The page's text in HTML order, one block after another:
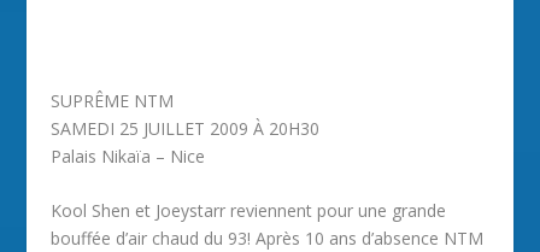
SUPRÊME NTM
SAMEDI 25 JUILLET 2009 À 20H30
Palais Nikaïa – Nice
Kool Shen et Joeystarr reviennent pour une grande
bouffée d’air chaud du 93! Après 10 ans d’absence NTM